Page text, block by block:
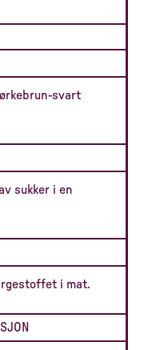
svart
sukker i en
i mat.